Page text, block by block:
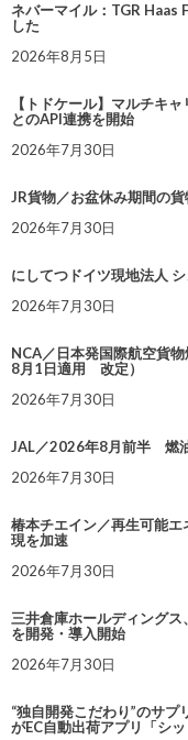
ネバーマイル：TGR Haas
した
2026年8月5日
【トドケール】マルチキ
とのAPI連携を開始
2026年7月30日
JR貨物／お盆休み期間の
2026年7月30日
にしてつドイツ現地法人
2026年7月30日
NCA／日本発国際航空貨
8月1日適用 改定）
2026年7月30日
JAL／2026年8月前半 燃
2026年7月30日
椿本チエイン／再生可能
現を加速
2026年7月30日
三井倉庫ホールディングス
を開発・導入開始
2026年7月30日
“独自開発こだわり”のサプ
がEC自動出荷アプリ「シ